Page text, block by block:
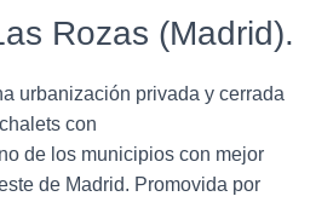
Rozas (Madrid).
urbanización privada y cerrada
con
de los municipios con mejor
de Madrid. Promovida por